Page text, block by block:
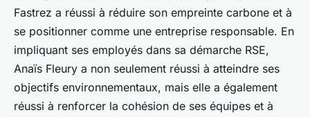
Fastrez a réussi à réduire son empreinte carbone et à
se positionner comme une entreprise responsable. En
impliquant ses employés dans sa démarche RSE,
Anaïs Fleury a non seulement réussi à atteindre ses
objectifs environnementaux, mais elle a également
réussi à renforcer la cohésion de ses équipes et à